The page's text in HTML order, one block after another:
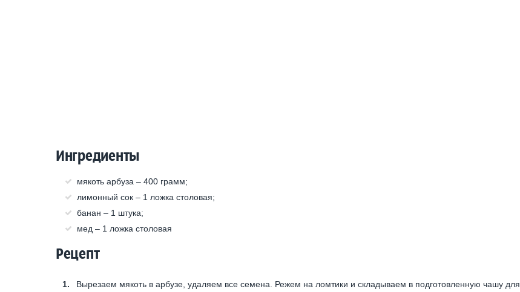
Ингредиенты
мякоть арбуза – 400 грамм;
лимонный сок – 1 ложка столовая;
банан – 1 штука;
мед – 1 ложка столовая
Рецепт
Вырезаем мякоть в арбузе, удаляем все семена. Режем на ломтики и складываем в подготовленную чашу для